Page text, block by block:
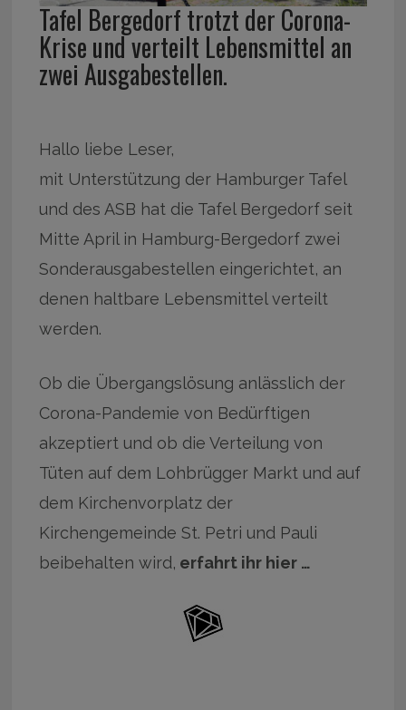
Tafel Bergedorf trotzt der Corona-
Krise und verteilt Lebensmittel an
zwei Ausgabestellen.
Hallo liebe Leser,
mit Unterstützung der Hamburger Tafel
und des ASB hat die Tafel Bergedorf seit
Mitte April in Hamburg-Bergedorf zwei
Sonderausgabestellen eingerichtet, an
denen haltbare Lebensmittel verteilt
werden.
Ob die Übergangslösung anlässlich der
Corona-Pandemie von Bedürftigen
akzeptiert und ob die Verteilung von
Tüten auf dem Lohbrügger Markt und auf
dem Kirchenvorplatz der
Kirchengemeinde St. Petri und Pauli
beibehalten wird, erfahrt ihr hier …